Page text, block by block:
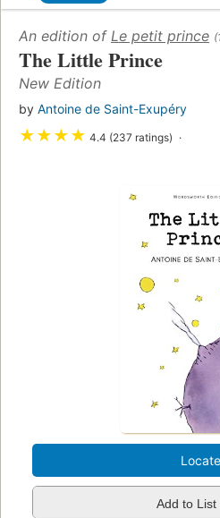
An edition of Le petit prince
The Little Prince
New Edition
by Antoine de Saint-Exupéry
★★★★ 4.4 (237 ratings)
Locate
Add to List